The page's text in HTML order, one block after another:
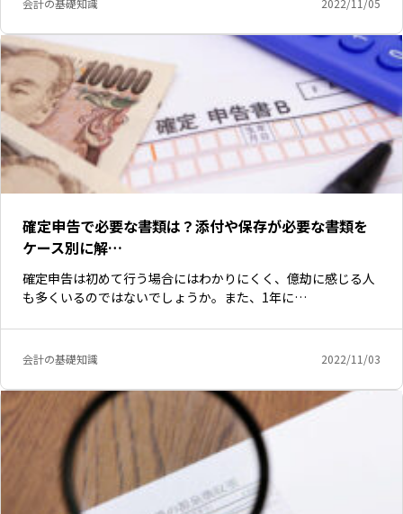
会計の基礎知識 2022/11/05
確定申告で必要な書類は？添付や保存が必要な書類を
ケース別に解…
確定申告は初めて行う場合にはわかりにくく、億劫に感じる人
も多くいるのではないでしょうか。また、1年に…
会計の基礎知識 2022/11/03